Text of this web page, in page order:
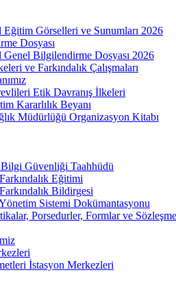
Görselleri ve Sunumları 2026
Dosyası
Bilgilendirme Dosyası 2026
ve Farkındalık Çalışmaları
Etik Davranış İlkeleri
Kararlılık Beyanı
Müdürlüğü Organizasyon Kitabı
Güvenliği Taahhüdü
Eğitimi
Bildirgesi
Sistemi Dokümantasyonu
Porsedurler, Formlar ve
İstasyon Merkezleri